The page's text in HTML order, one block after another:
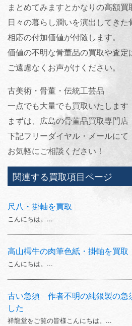
まとめてみますとかなりの高額買
日々の暮らし潤いを演出してきた
相応の付加価値が付随します。
価値の不明な骨董品の買取や査定
ご遠慮なくお声がけください。
古美術・骨董・伝統工芸品
一点でも大量でも買取いたします
まずは、広島の骨董品買取専門店
下記フリーダイヤル・メールにて
お気軽にご相談ください！
関連する買取項目ページ
尺八・掛軸を買取
こんにちは。...
高山樗牛の肉筆色紙・掛軸を買取
こんにちは。...
古い急須 作者不明の純銀製の急
した
祥龍堂をご覧の皆様こんにちは。...